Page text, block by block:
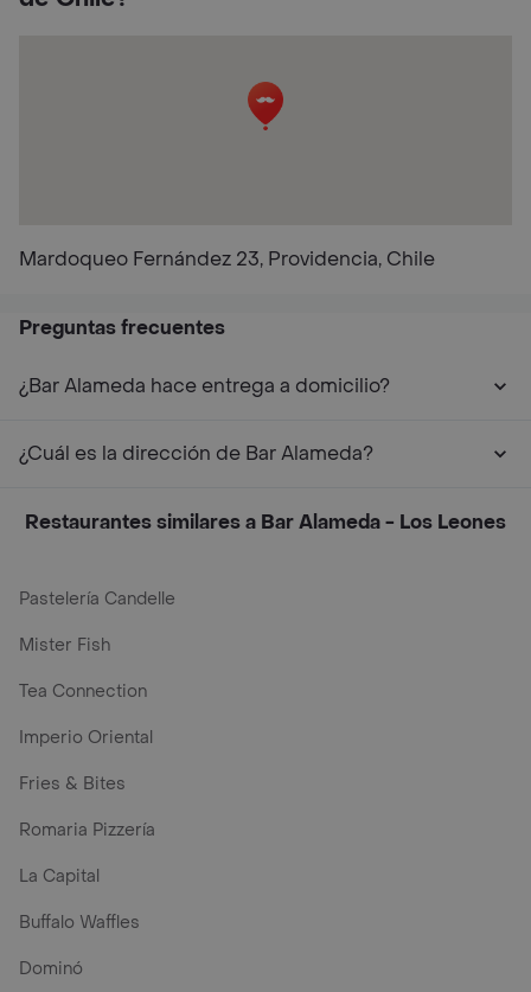
Mardoqueo Fernández 23, Providencia, Chile
Preguntas frecuentes
¿Bar Alameda hace entrega a domicilio?
¿Cuál es la dirección de Bar Alameda?
Restaurantes similares a Bar Alameda - Los Leones
Pastelería Candelle
Mister Fish
Tea Connection
Imperio Oriental
Fries & Bites
Romaria Pizzería
La Capital
Buffalo Waffles
Dominó